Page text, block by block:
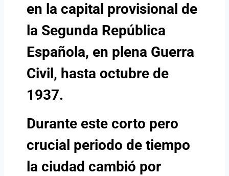
en la capital provisional de
la Segunda República
Española, en plena Guerra
Civil, hasta octubre de
1937.
Durante este corto pero
crucial periodo de tiempo
la ciudad cambió por